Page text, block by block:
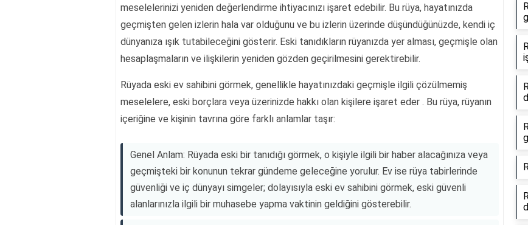
meselelerinizi yeniden değerlendirme ihtiyacınızı işaret edebilir. Bu rüya, hayatınızda
geçmişten gelen izlerin hala var olduğunu ve bu izlerin üzerinde düşündüğünüzde, kendi iç
dünyanıza ışık tutabileceğini gösterir. Eski tanıdıkların rüyanızda yer alması, geçmişle olan
hesaplaşmaların ve ilişkilerin yeniden gözden geçirilmesini gerektirebilir.
Rüyada eski ev sahibini görmek, genellikle hayatınızdaki geçmişle ilgili çözülmemiş
meselelere, eski borçlara veya üzerinizde hakkı olan kişilere işaret eder . Bu rüya, rüyanın
içeriğine ve kişinin tavrına göre farklı anlamlar taşır:
Genel Anlam: Rüyada eski bir tanıdığı görmek, o kişiyle ilgili bir haber alacağınıza veya
geçmişteki bir konunun tekrar gündeme geleceğine yorulur. Ev ise rüya tabirlerinde
güvenliği ve iç dünyayı simgeler; dolayısıyla eski ev sahibini görmek, eski güvenli
alanlarınızla ilgili bir muhasebe yapma vaktinin geldiğini gösterebilir.